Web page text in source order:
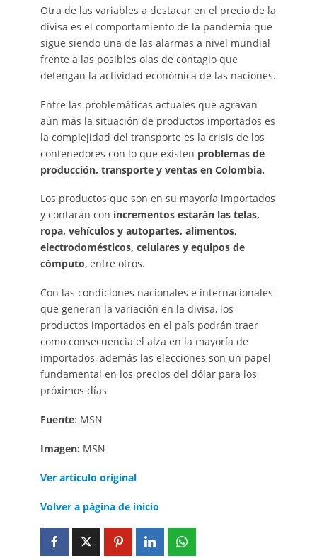
Otra de las variables a destacar en el precio de la
divisa es el comportamiento de la pandemia que
sigue siendo una de las alarmas a nivel mundial
frente a las posibles olas de contagio que
detengan la actividad económica de las naciones.
Entre las problemáticas actuales que agravan
aún más la situación de productos importados es
la complejidad del transporte es la crisis de los
contenedores con lo que existen problemas de
producción, transporte y ventas en Colombia.
Los productos que son en su mayoría importados
y contarán con incrementos estarán las telas,
ropa, vehículos y autopartes, alimentos,
electrodomésticos, celulares y equipos de
cómputo, entre otros.
Con las condiciones nacionales e internacionales
que generan la variación en la divisa, los
productos importados en el país podrán traer
como consecuencia el alza en la mayoría de
importados, además las elecciones son un papel
fundamental en los precios del dólar para los
próximos días
Fuente: MSN
Imagen: MSN
Ver artículo original
Volver a página de inicio